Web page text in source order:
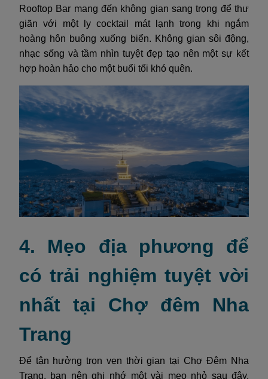
Rooftop Bar mang đến không gian sang trọng để thư
giãn với một ly cocktail mát lạnh trong khi ngắm
hoàng hôn buông xuống biển. Không gian sôi động,
nhạc sống và tầm nhìn tuyệt đẹp tạo nên một sự kết
hợp hoàn hảo cho một buổi tối khó quên.
4. Mẹo địa phương để
có trải nghiệm tuyệt vời
nhất tại Chợ đêm Nha
Trang
Để tận hưởng trọn vẹn thời gian tại Chợ Đêm Nha
Trang, bạn nên ghi nhớ một vài mẹo nhỏ sau đây.